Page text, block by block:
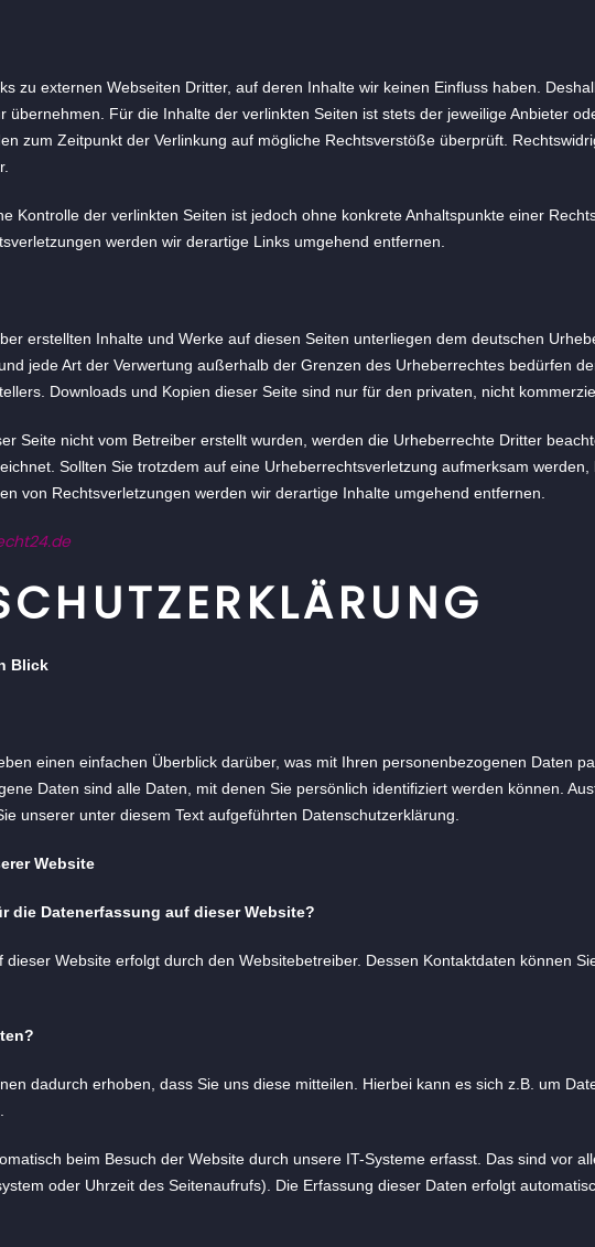
zu externen Webseiten Dritter, auf deren Inhalte wir keinen Einfluss haben.
übernehmen. Für die Inhalte der verlinkten Seiten ist stets der jeweilige Anbieter
zum Zeitpunkt der Verlinkung auf mögliche Rechtsverstöße überprüft.
Kontrolle der verlinkten Seiten ist jedoch ohne konkrete Anhaltspunkte einer
werden wir derartige Links umgehend entfernen.
erstellten Inhalte und Werke auf diesen Seiten unterliegen dem deutschen
jede Art der Verwertung außerhalb der Grenzen des Urheberrechtes bedürfen
Downloads und Kopien dieser Seite sind nur für den privaten, nicht
Seite nicht vom Betreiber erstellt wurden, werden die Urheberrechte Dritter
Sollten Sie trotzdem auf eine Urheberrechtsverletzung aufmerksam
von Rechtsverletzungen werden wir derartige Inhalte umgehend entfernen.
Blick
einen einfachen Überblick darüber, was mit Ihren personenbezogenen Daten
Daten sind alle Daten, mit denen Sie persönlich identifiziert werden können.
unserer unter diesem Text aufgeführten Datenschutzerklärung.
Website
die Datenerfassung auf dieser Website?
dieser Website erfolgt durch den Websitebetreiber. Dessen Kontaktdaten können
dadurch erhoben, dass Sie uns diese mitteilen. Hierbei kann es sich z.B. um
beim Besuch der Website durch unsere IT-Systeme erfasst. Das sind vor
oder Uhrzeit des Seitenaufrufs). Die Erfassung dieser Daten erfolgt